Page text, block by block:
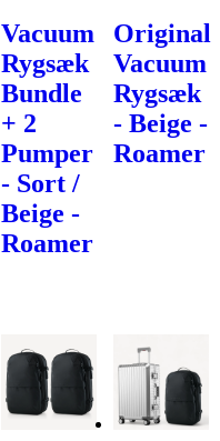
Vacuum
Rygsæk
Bundle
+ 2
Pumper
- Sort /
Beige -
Roamer
Original
Vacuum
Rygsæk
- Beige -
Roamer